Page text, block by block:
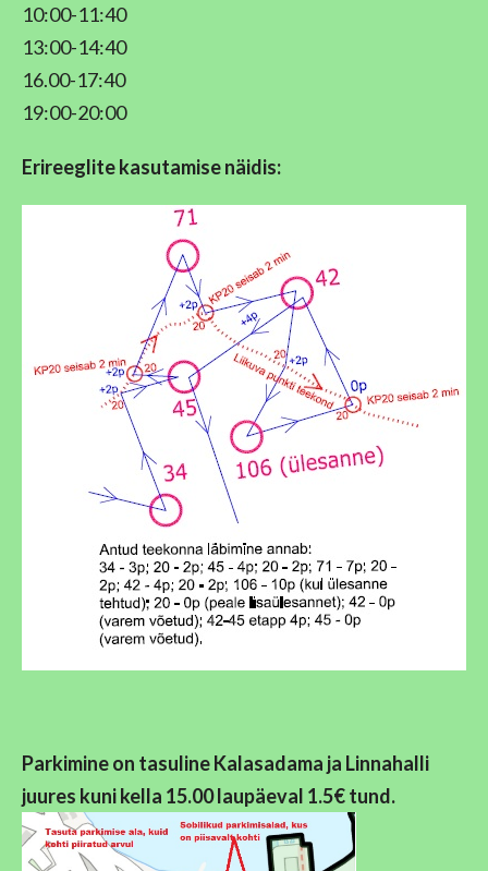
10:00-11:40
13:00-14:40
16.00-17:40
19:00-20:00
Erireeglite kasutamise näidis:
Parkimineon tasuline Kalasadama ja Linnahalli
juures kuni kella 15.00 laupäeval 1.5€ tund.